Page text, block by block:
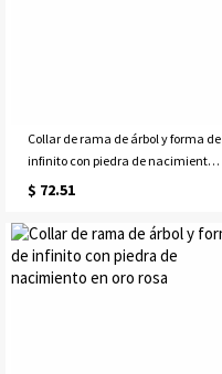
Collar de rama de árbol y forma de
infinito con piedra de nacimiento
bañado en platino
$ 72.51